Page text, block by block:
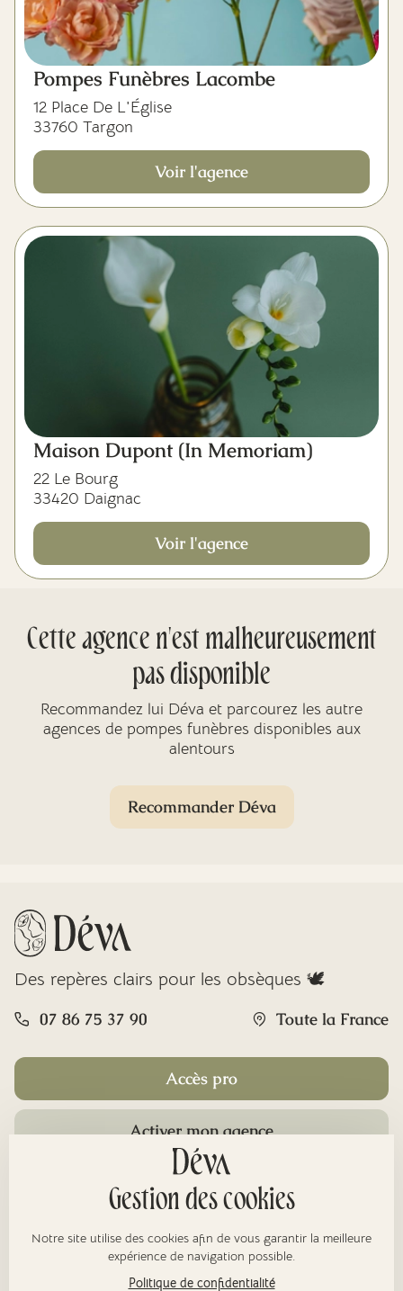
Pompes Funèbres Lacombe
12 Place De L'Église
33760 Targon
Voir l'agence
Maison Dupont (In Memoriam)
22 Le Bourg
33420 Daignac
Voir l'agence
Cette agence n'est malheureusement
pas disponible
Recommandez lui Déva et parcourez les autre
agences de pompes funèbres disponibles aux
alentours
Recommander Déva
Des repères clairs pour les obsèques 🕊️
07 86 75 37 90 Toute la France
Accès pro
Activer mon agence
Gestion des cookies
Notre site utilise des cookies afin de vous garantir la meilleure
expérience de navigation possible.
Politique de confidentialité